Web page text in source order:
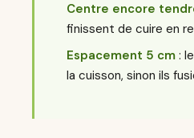
Centre encore
finissent de cuire en
Espacement 5 cm :
la cuisson, sinon ils